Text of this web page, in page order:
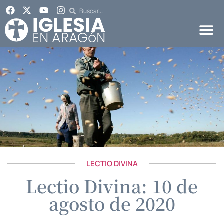
LECTIO DIVINA
Lectio Divina: 10 de
agosto de 2020